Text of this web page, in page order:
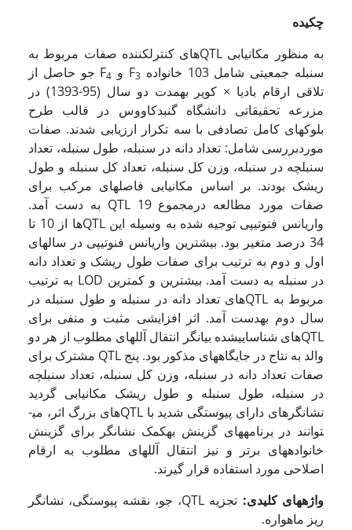
چکیده
به منظور مکان­یابی QTL­های کنترل­کننده صفات مربوط به
سنبله جمعیتی شامل 103 خانواده F
3 و F 4
جو حاصل از
تلاقی ارقام بادیا × کویر به­مدت دو سال (95-1393) در
مزرعه تحقیقاتی دانشگاه گنبدکاووس در قالب طرح
بلوکهای کامل تصادفی با سه تکرار ارزیابی شدند. صفات
موردبررسی شامل: تعداد دانه در سنبله، طول سنبله، تعداد
سنبلچه در سنبله، وزن کل سنبله، تعداد کل سنبله و طول
ریشک بودند. بر اساس مکان­یابی فاصله­ای مرکب برای
صفات مورد مطالعه در­مجموع 19 QTL به دست آمد.
واریانس فنوتیپی توجیه شده به وسیله این QTL­ها از 10 تا
34 درصد متغیر بود. بیشترین واریانس فنوتیپی در سالهای
اول و دوم به ترتیب برای صفات طول ریشک و تعداد دانه
در سنبله به دست آمد. بیشترین و کمترین LOD به ترتیب
مربوط به QTL­های تعداد دانه در سنبله و طول سنبله در
سال دوم به­دست آمد. اثر افزایشی مثبت و منفی برای
QTL­های شناسایی­شده بیان­گر انتقال آللهای مطلوب از هر دو
والد به نتاج در جایگاههای مذکور بود. پنج QTL مشترک برای
صفات تعداد دانه در سنبله، وزن کل سنبله، تعداد سنبلچه
در سنبله، طول سنبله و طول ریشک مکان­یابی گردید
نشانگرهای دارای پیوستگی شدید با QTL­های بزرگ اثر، می­
توانند در برنامه­های گزینش به­کمک نشانگر برای گزینش
خانواده­های برتر و نیز انتقال آللهای مطلوب به ارقام
اصلاحی مورد استفاده قرار گیرند.
واژه­های کلیدی:
تجزیه QTL، جو، نقشه پیوستگی، نشانگر
ریز ماهواره.